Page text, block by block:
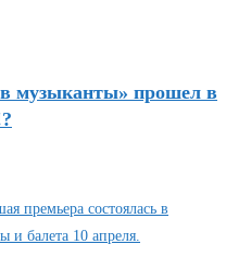
музыканты» прошел в